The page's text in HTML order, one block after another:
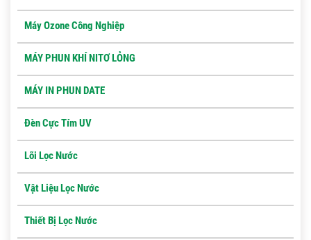
Máy Ozone Công Nghiệp
MÁY PHUN KHÍ NITƠ LỎNG
MÁY IN PHUN DATE
Đèn Cực Tím UV
Lõi Lọc Nước
Vật Liệu Lọc Nước
Thiết Bị Lọc Nước